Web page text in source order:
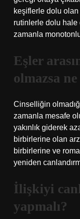
keşiflerle dolu
rutinlerle dolu hale
zamanla
Eşler
olmazsa
Cinselliğin
zamanla mesafe
yakınlık giderek
birbirlerine olan
birbirlerine ve
yeniden
İlişkiyi
yapmalı?